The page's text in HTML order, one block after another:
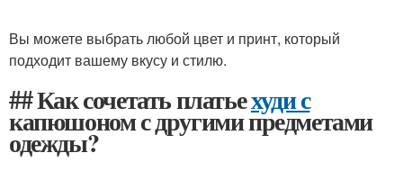
Вы можете выбрать любой цвет и принт, который
подходит вашему вкусу и стилю.
## Как сочетать платьехуди с
капюшоном с другими предметами
одежды?